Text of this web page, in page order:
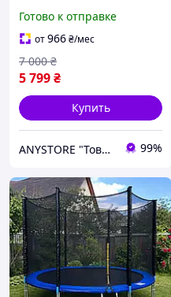
Спортивный
прыгательный батут для
дома
Готово к отправке
от966₴/мес
5 799₴
7 000 ₴
Купить
ANYSTORE "Товары для дома и активного отдыха" 99%